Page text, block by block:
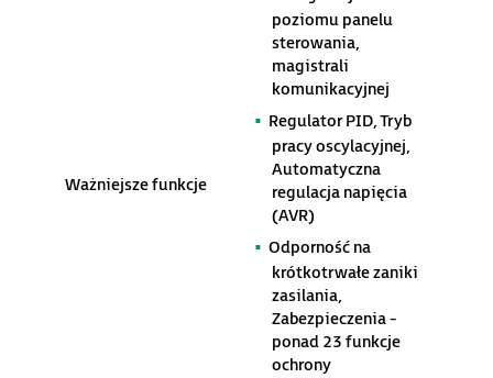
Ważniejsze funkcje
poziomu panelu
sterowania,
magistrali
komunikacyjnej
Regulator PID, Tryb
pracy oscylacyjnej,
Automatyczna
regulacja napięcia
(AVR)
Odporność na
krótkotrwałe zaniki
zasilania,
Zabezpieczenia -
ponad 23 funkcje
ochrony